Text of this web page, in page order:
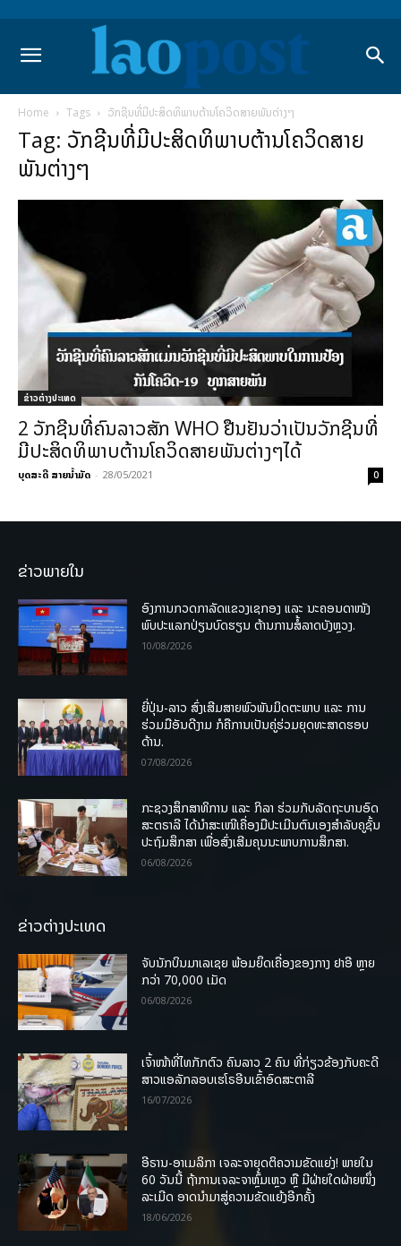
Home Tags ວັກຊີນທີ່ມີປະສິດທິພາບຕ້ານໂຄວິດສາຍພັນຕ່າງໆ
Tag: ວັກຊີນທີ່ມີປະສິດທິພາບຕ້ານໂຄວິດສາຍ
ພັນຕ່າງໆ
ຂ່າວຕ່າງປະເທດ
2 ວັກຊີນທີ່ຄົນລາວສັກ WHO ຢືນຢັນວ່າເປັນວັກຊີນທີ່
ມີປະສິດທິພາບຕ້ານໂຄວິດສາຍພັນຕ່າງໆໄດ້
ບຸດສະດີ ສາຍນ້ຳມັດ - 28/05/2021 0
ຂ່າວພາຍໃນ
ອົງການກວດກາລັດແຂວງເຊກອງ ແລະ ນະຄອນດາໜັງ
ພົບປະແລກປ່ຽນບົດຮຽນ ຕ້ານການສໍ້ລາດບັງຫຼວງ.
10/08/2026
ຍີ່ປຸ່ນ-ລາວ ສົ່ງເສີມສາຍພົວພັນມິດຕະພາບ ແລະ ການ
ຮ່ວມມືອັນດີງາມ ກໍຄືການເປັນຄູ່ຮ່ວມຍຸດທະສາດຮອບ
ດ້ານ.
07/08/2026
ກະຊວງສຶກສາທິການ ແລະ ກິລາ ຮ່ວມກັບລັດຖະບານອົດ
ສະຕຣາລີ ໄດ້ນຳສະເໜີເຄື່ອງມືປະເມີນຕົນເອງສຳລັບຄູຊັ້ນ
ປະຖົມສຶກສາ ເພື່ອສົ່ງເສີມຄຸນນະພາບການສຶກສາ.
06/08/2026
ຂ່າວຕ່າງປະເທດ
ຈັບນັກບິນມາເລເຊຍ ພ້ອມຍຶດເຄື່ອງຂອງກາງ ຢາອີ ຫຼາຍ
ກວ່າ 70,000 ເມັດ
06/08/2026
ເຈົ້າໜ້າທີ່ໄທກັກຕົວ ຄົນລາວ 2 ຄົນ ທີ່ກ່ຽວຂ້ອງກັບຄະດີ
ສາວແອລັກລອບເຮໂຣອີນເຂົ້າອົດສະຕາລີ
16/07/2026
ອີຣານ-ອາເມລິກາ ເຈລະຈາຍຸດຕິຄວາມຂັດແຍ່ງ! ພາຍໃນ
60 ວັນນີ້ ຖ້າການເຈລະຈາຫຼົ້ມເຫຼວ ຫຼື ມີຝ່າຍໃດຝ່າຍໜຶ່ງ
ລະເມີດ ອາດນໍາມາສູ່ຄວາມຂັດແຍ້ງອີກຄັ້ງ
18/06/2026